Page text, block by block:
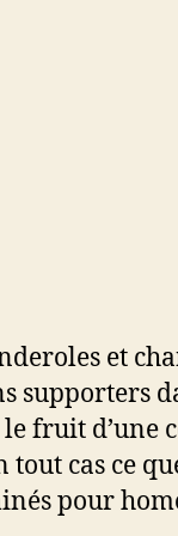
et
supporters
fruit d’une
tout cas ce
pour